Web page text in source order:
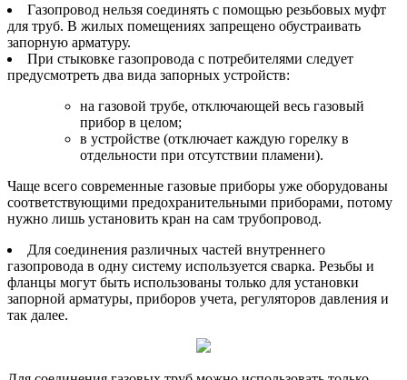
Газопровод нельзя соединять с помощью резьбовых муфт
для труб. В жилых помещениях запрещено обустраивать
запорную арматуру.
При стыковке газопровода с потребителями следует
предусмотреть два вида запорных устройств:
на газовой трубе, отключающей весь газовый
прибор в целом;
в устройстве (отключает каждую горелку в
отдельности при отсутствии пламени).
Чаще всего современные газовые приборы уже оборудованы
соответствующими предохранительными приборами, потому
нужно лишь установить кран на сам трубопровод.
Для соединения различных частей внутреннего
газопровода в одну систему используется сварка. Резьбы и
фланцы могут быть использованы только для установки
запорной арматуры, приборов учета, регуляторов давления и
так далее.